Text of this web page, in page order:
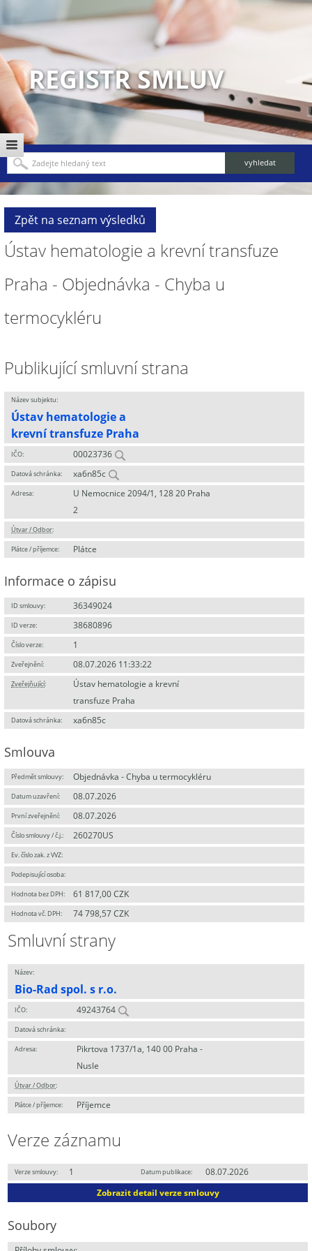
REGISTR SMLUV
Zpět na seznam výsledků
Ústav hematologie a krevní transfuze
Praha - Objednávka - Chyba u
termocykléru
Publikující smluvní strana
Název subjektu:
Ústav hematologie a
krevní transfuze Praha
IČO: 00023736
Datová schránka: xa6n85c
Adresa:
U Nemocnice 2094/1, 128 20 Praha
2
Útvar / Odbor:
Plátce / příjemce: Plátce
Informace o zápisu
ID smlouvy: 36349024
ID verze: 38680896
Číslo verze: 1
Zveřejnění: 08.07.2026 11:33:22
Zveřejňující:
Ústav hematologie a krevní
transfuze Praha
Datová schránka: xa6n85c
Smlouva
Předmět smlouvy: Objednávka - Chyba u termocykléru
Datum uzavření: 08.07.2026
První zveřejnění: 08.07.2026
Číslo smlouvy / č.j.: 260270US
Ev. číslo zak. z VVZ:
Podepisující osoba:
Hodnota bez DPH: 61 817,00 CZK
Hodnota vč. DPH: 74 798,57 CZK
Smluvní strany
Název:
Bio-Rad spol. s r.o.
IČO: 49243764
Datová schránka:
Adresa:
Pikrtova 1737/1a, 140 00 Praha -
Nusle
Útvar / Odbor:
Plátce / příjemce: Příjemce
Verze záznamu
Verze smlouvy: 1 Datum publikace:
08.07.2026
Zobrazit detail verze smlouvy
Soubory